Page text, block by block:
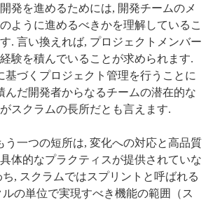
発を進めるためには, 開発チームのメ
ように進めるべきかを理解しているこ
. 言い換えれば, プロジェクトメンバー
験を積んでいることが求められます.
基づくプロジェクト管理を行うことに
んだ開発者からなるチームの潜在的な
スクラムの長所だとも言えます.
う一つの短所は, 変化への対応と高品質
体的なプラクティスが提供されていな
, スクラムではスプリントと呼ばれる
の単位で実現すべき機能の範囲（ス